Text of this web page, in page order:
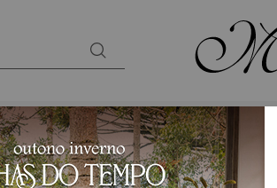
BANHO KIDS PRESENTES
Parcelamento em até6 vezes s/ juros